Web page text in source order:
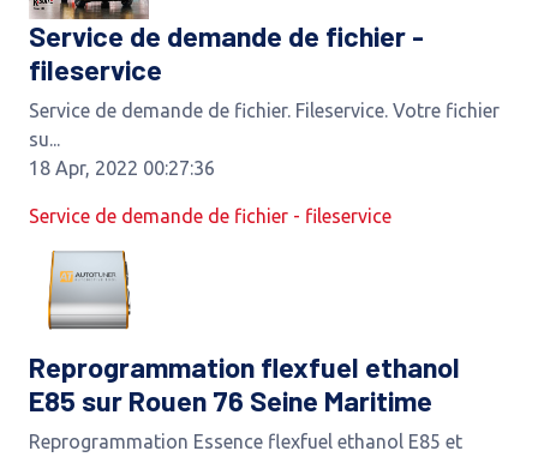
Service de demande de fichier -
fileservice
Service de demande de fichier. Fileservice. Votre fichier
su...
18 Apr, 2022 00:27:36
Service de demande de fichier - fileservice
Reprogrammation flexfuel ethanol
E85 sur Rouen 76 Seine Maritime
Reprogrammation Essence flexfuel ethanol E85 et